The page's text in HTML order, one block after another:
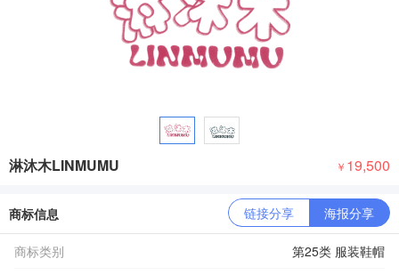
淋沐木LINMUMU ￥ 19,500
商标信息 链接分享 海报分享
商标类别
第25类 服装鞋帽